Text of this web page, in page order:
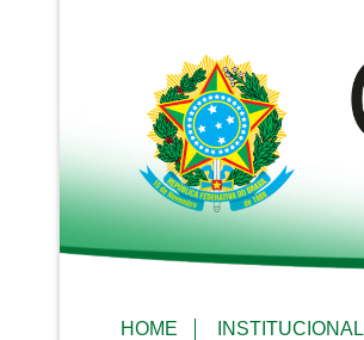
HOME INSTITUCIONAL